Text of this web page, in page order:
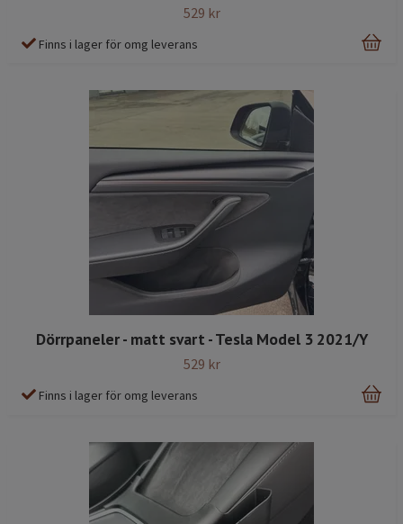
529 kr
Finns i lager för omg leverans
Dörrpaneler - matt svart - Tesla Model 3 2021/Y
529 kr
Finns i lager för omg leverans